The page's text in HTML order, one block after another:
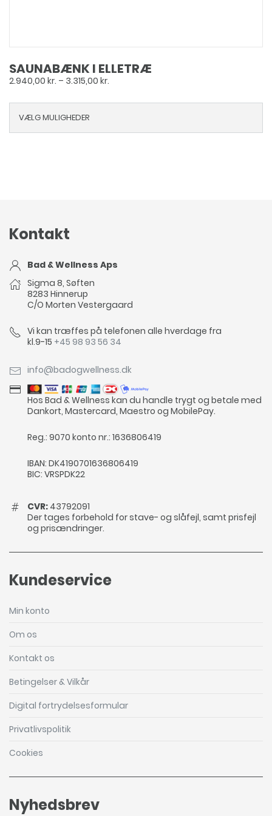
SAUNABÆNK I ELLETRÆ
2.940,00 kr. – 3.315,00 kr.
til
VÆLG MULIGHEDER
Kontakt
Bad & Wellness Aps
Sigma 8, Søften
8283 Hinnerup
C/O Morten Vestergaard
Vi kan træffes på telefonen alle hverdage fra
kl.9-15 +45 98 93 56 34
info@badogwellness.dk
Hos Bad & Wellness kan du handle trygt og betale med
Dankort, Mastercard, Maestro og MobilePay.
Reg.: 9070 konto nr.: 1636806419
IBAN: DK4190701636806419
BIC: VRSPDK22
CVR: 43792091
Der tages forbehold for stave- og slåfejl, samt prisfejl
og prisændringer.
Kundeservice
Min konto
Om os
Kontakt os
Betingelser & Vilkår
Digital fortrydelsesformular
Privatlivspolitik
Cookies
Nyhedsbrev